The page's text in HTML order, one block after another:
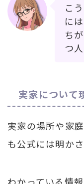
こ
に
ち
つ
実家について
実家の場所や家
も公式には明か
わかっている情報